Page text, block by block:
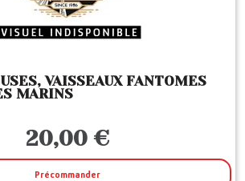
VAISSEAUX FANTOMES
MARINS
20,00 €
Précommander